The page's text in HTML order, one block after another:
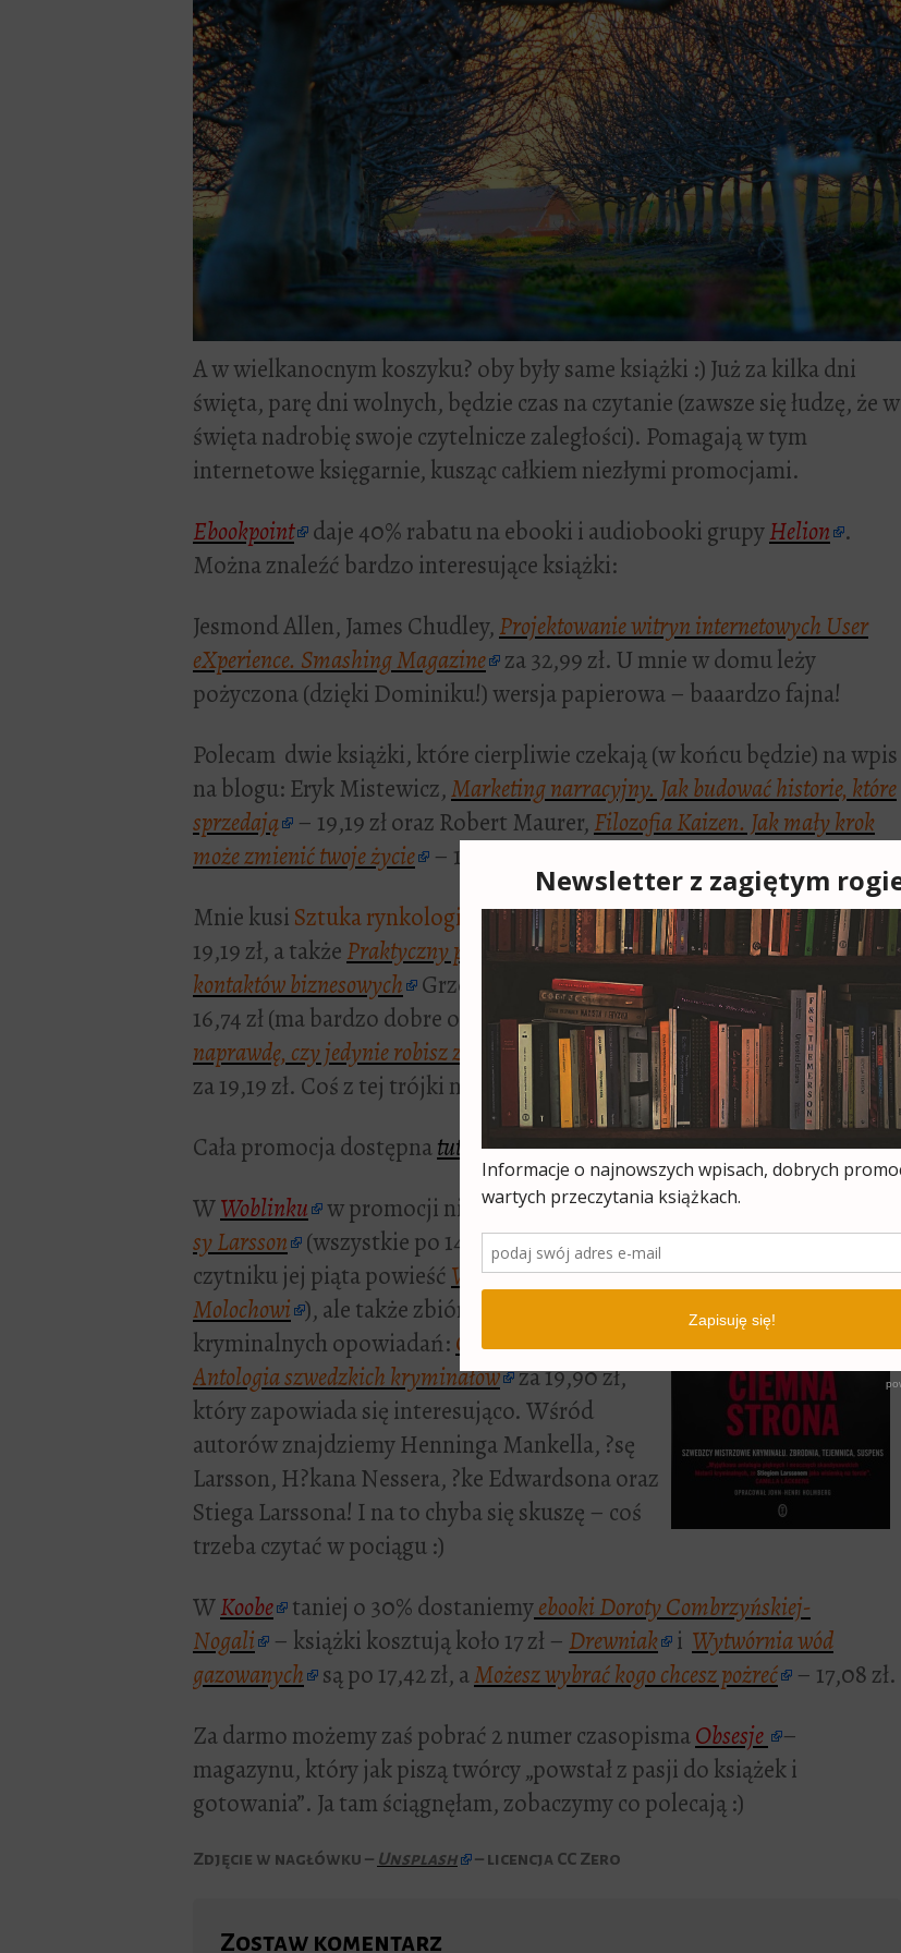
A w wielkanocnym koszyku? oby były same książki :) Już za kilka dni
święta, parę dni wolnych, będzie czas na czytanie (zawsze się łudzę, że w
święta nadrobię swoje czytelnicze zaległości). Pomagają w tym
internetowe księgarnie, kusząc całkiem niezłymi promocjami.
Ebookpoint daje 40% rabatu na ebooki i audiobooki grupyHelion .
Można znaleźć bardzo interesujące książki:
Jesmond Allen, James Chudley,Projektowanie witryn internetowych User
eXperience. Smashing Magazine za 32,99 zł. U mnie w domu leży
pożyczona (dzięki Dominiku!) wersja papierowa – baaardzo fajna!
Polecam dwie książki, które cierpliwie czekają (w końcu będzie) na wpis
na blogu: Eryk Mistewicz,Marketing narracyjny. Jak budować historie, które
sprzedają
– 19,19 zł oraz Robert Maurer,Filozofia Kaizen. Jak mały krok
może zmienić twoje życie
– 11,94 zł.
Mnie kusiSztuka rynkologii Jacka Kotarbińskiego – w promocji kosztuje
19,19 zł, a takżePraktyczny poradnik networkingu. Zbuduj sieć trwałych
kontaktów biznesowych
Grzegorza Turniaka i Witolda Antosiewicza za
16,74 zł (ma bardzo dobre opinie!) orazFormuła wpływu. Działasz
naprawdę, czy jedynie robisz zamieszanie? Chrisa Brogana i Juliena Smitha
za 19,19 zł. Coś z tej trójki na pewno wybiorę.
Cała promocja dostępnatutaj
. Aha, obowiązuje do 21 kwietnia!
WWoblinku w promocji nie tylkokryminały ?
sy Larsson
(wszystkie po 14,30 zł – u mnie na
czytniku jej piąta powieśćW ofierze
Molochowi ), ale także zbiór szwedzkich
kryminalnych opowiadań:Ciemna strona.
Antologia szwedzkich kryminałów za 19,90 zł,
który zapowiada się interesująco. Wśród
autorów znajdziemy Henninga Mankella, ?sę
Larsson, H?kana Nessera, ?ke Edwardsona oraz
Stiega Larssona! I na to chyba się skuszę – coś
trzeba czytać w pociągu :)
WKoobe taniej o 30% dostaniemyebooki Doroty Combrzyńskiej-
Nogali
– książki kosztują koło 17 zł – Drewniak i Wytwórnia wód
gazowanych
są po 17,42 zł, aMożesz wybrać kogo chcesz pożreć
– 17,08 zł.
Za darmo możemy zaś pobrać 2 numer czasopismaObsesje
–
magazynu, który jak piszą twórcy „powstał z pasji do książek i
gotowania”. Ja tam ściągnęłam, zobaczymy co polecają :)
Zdjęcie w nagłówku – Unsplash – licencja CC Zero
Zostaw komentarz